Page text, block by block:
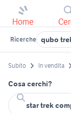
Home
Ricerche qubo
Subito In vendita
Cosa cerchi?